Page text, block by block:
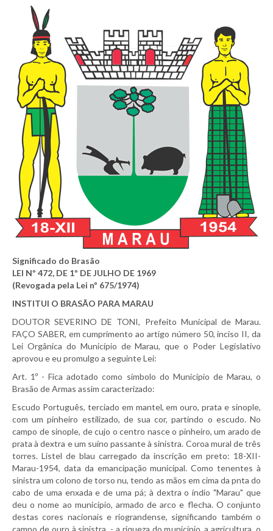
Significado do Brasão
LEI Nº 472, DE 1º DE JULHO DE 1969
(Revogada pela Lei nº 675/1974)
INSTITUI O BRASÃO PARA MARAU
DOUTOR SEVERINO DE TONI, Prefeito Municipal de Marau.
FAÇO SABER, em cumprimento ao artigo número 50, inciso II, da
Lei Orgânica do Município de Marau, que o Poder Legislativo
aprovou e eu promulgo a seguinte Lei:
Art. 1º - Fica adotado como símbolo do Município de Marau, o
Brasão de Armas assim caracterizado:
Escudo Português, terciado em mantel, em ouro, prata e sinople,
com um pinheiro estilizado, de sua cor, partindo o escudo. No
campo de sinople, de cujo o centro nasce o pinheiro, um arado de
prata à dextra e um suíno passante à sinistra. Coroa mural de três
torres. Listel de blau carregado da inscrição em preto: 18-XII-
Marau-1954, data da emancipação municipal. Como tenentes à
sinistra um colono de torso nu, tendo as mãos em cima da pnta do
cabo de uma enxada e de uma pá; à dextra o índio "Marau" que
deu o nome ao município, armado de arco e flecha. O conjunto
destas cores nacionais e riograndense, significando também o